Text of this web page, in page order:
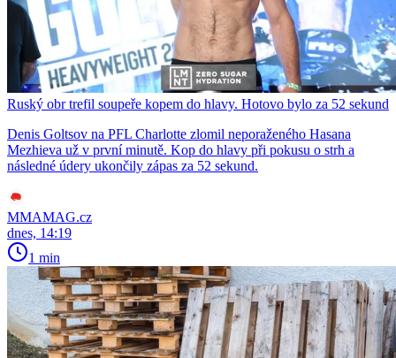
Ruský obr trefil soupeře kopem do hlavy. Hotovo bylo za 52 sekund
Denis Goltsov na PFL Charlotte zlomil neporaženého Hasana
Mezhieva už v první minutě. Kop do hlavy při pokusu o strh a
následné údery ukončily zápas za 52 sekund.
MMAMAG.cz
dnes, 14:19
1 min